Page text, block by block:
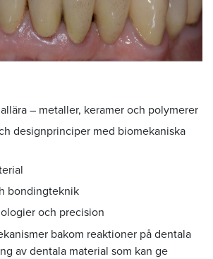
– metaller, keramer och polymerer
designprinciper med biomekaniska
bondingteknik
och precision
bakom reaktioner på dentala
av dentala material som kan ge